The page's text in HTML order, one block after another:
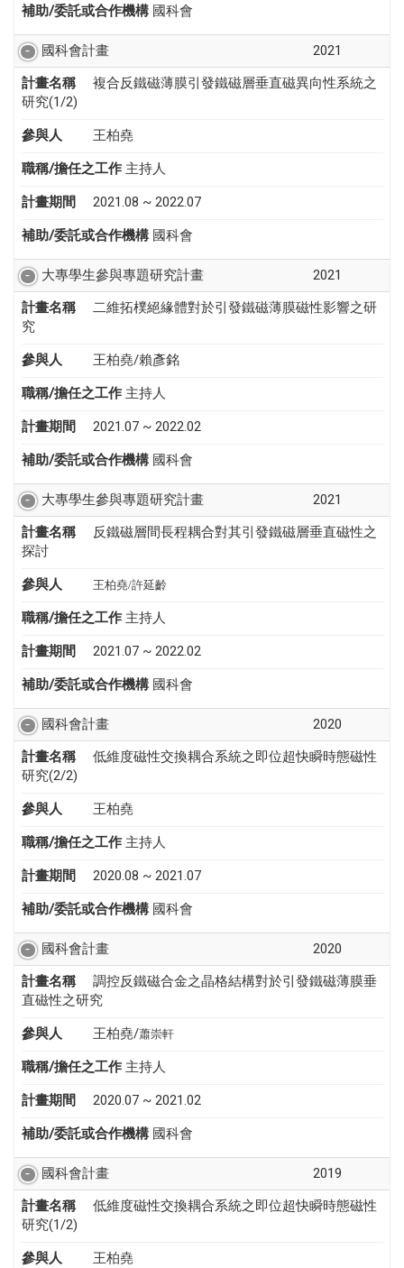
補助/委託或合作機構 國科會
國科會計畫
2021
計畫名稱
複合反鐵磁薄膜引發鐵磁層垂直磁異向性系統之
研究(1/2)
參與人 王柏堯
職稱/擔任之工作 主持人
計畫期間 2021.08 ~ 2022.07
補助/委託或合作機構 國科會
大專學生參與專題研究計畫
2021
計畫名稱
二維拓樸絕緣體對於引發鐵磁薄膜磁性影響之研
究
參與人 王柏堯/賴彥銘
職稱/擔任之工作 主持人
計畫期間 2021.07 ~ 2022.02
補助/委託或合作機構 國科會
大專學生參與專題研究計畫
2021
計畫名稱
反鐵磁層間長程耦合對其引發鐵磁層垂直磁性之
探討
參與人 王柏堯/許延齡
職稱/擔任之工作 主持人
計畫期間 2021.07 ~ 2022.02
補助/委託或合作機構 國科會
國科會計畫
2020
計畫名稱
低維度磁性交換耦合系統之即位超快瞬時態磁性
研究(2/2)
參與人 王柏堯
職稱/擔任之工作 主持人
計畫期間 2020.08 ~ 2021.07
補助/委託或合作機構 國科會
國科會計畫
2020
計畫名稱
調控反鐵磁合金之晶格結構對於引發鐵磁薄膜垂
直磁性之研究
參與人 王柏堯/蕭崇軒
職稱/擔任之工作 主持人
計畫期間 2020.07 ~ 2021.02
補助/委託或合作機構 國科會
國科會計畫
2019
計畫名稱
低維度磁性交換耦合系統之即位超快瞬時態磁性
研究(1/2)
參與人 王柏堯